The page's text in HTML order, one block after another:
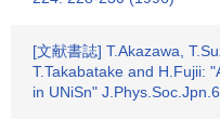
[文献書誌] T.Akazawa,
T.Takabatake and H.Fujii:
in UNiSn"